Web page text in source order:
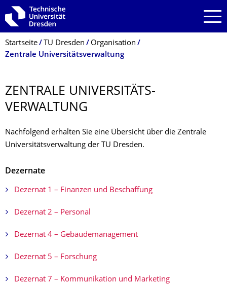
Zur Hauptnavigation springen
Zur Suche springen
Zum Inhalt springen
Breadcrumb-Menü
Startseite TU Dresden
Organisation
Zentrale Universitätsverwaltung
ZENTRALE UNIVERSITÄTS­
VERWALTUNG
Nachfolgend erhalten Sie eine Übersicht über die Zentrale
Universitätsverwaltung der TU Dresden.
Dezernate
Dezernat 1 – Finanzen und Beschaffung
Dezernat 2 – Personal
Dezernat 4 – Gebäudemanagement
Dezernat 5 – Forschung
Dezernat 7 – Kommunikation und Marketing